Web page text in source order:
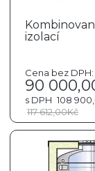
izolací
Cena bez DPH:
90
s DPH 108
117 612,00Kč